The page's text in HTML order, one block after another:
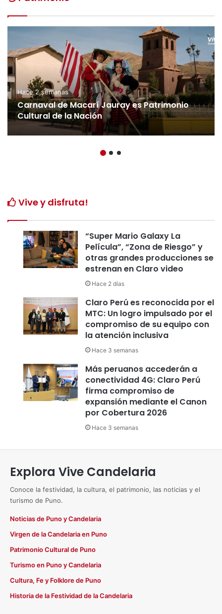
Hace 2 semanas
Carnaval de Macarí Jauray es Patrimonio
Cultural de la Nación
Vive y disfruta!
“Super Mario Galaxy La
Película”, “Zona de Riesgo” y
otras grandes producciones se
estrenan en Claro video
Hace 2 días
Claro Perú es reconocida por el
MTC: Un logro impulsado por el
compromiso de su equipo con
la atención inclusiva
Hace 3 semanas
Más peruanos accederán a
conectividad 4G: Claro Perú
firma compromiso de
expansión mediante el Canon
por Cobertura 2026
Hace 3 semanas
Explora Vive Candelaria
Conoce la festividad, la cultura, el patrimonio, las noticias y el
turismo de Puno.
Noticias de Puno y Candelaria
Virgen de la Candelaria en Puno
Patrimonio Cultural de Puno
Turismo en Puno y Candelaria
Cultura, Fe y Folklore de Puno
Historia de la Festividad de la Candelaria